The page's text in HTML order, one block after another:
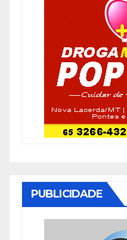
PUBLICIDADE